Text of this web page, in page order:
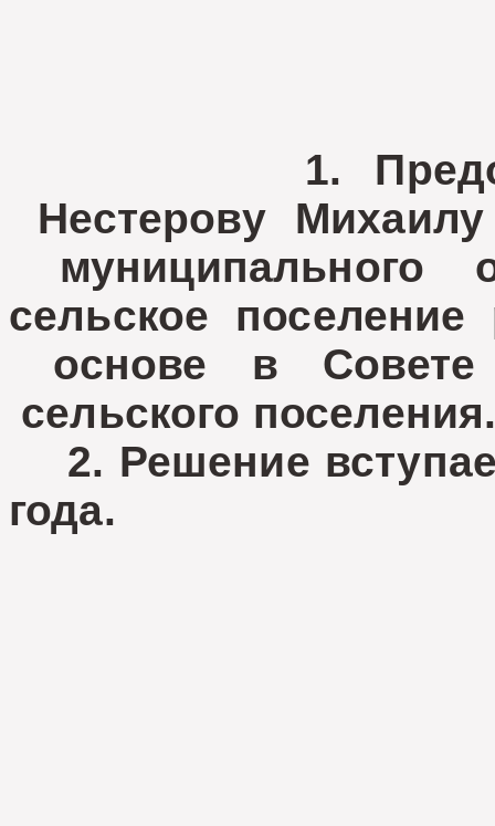
1.
Нестерову
муниципального
сельское
основе в Совете
сельского
2. Решение
года.